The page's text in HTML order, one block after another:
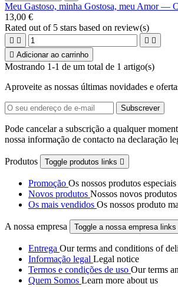
Meu Gastoso, minha Gostosa, meu Amor —
13,00 €
Rated out of 5 stars based on review(s)
   
 Adicionar ao carrinho
Mostrando 1-1 de um total de 1 artigo(s)
Aproveite as nossas últimas novidades e
Pode cancelar a subscrição a qualquer
nossa informação de contacto na declaração
Produtos Toggle produtos links 
Promoção Os nossos produtos especiais
Novos produtos Nossos novos produtos
Os mais vendidos Os nossos produto
A nossa empresa Toggle a nossa empresa links
Entrega Our terms and conditions of
Informação legal Legal notice
Termos e condições de uso Our terms
Quem Somos Learn more about us